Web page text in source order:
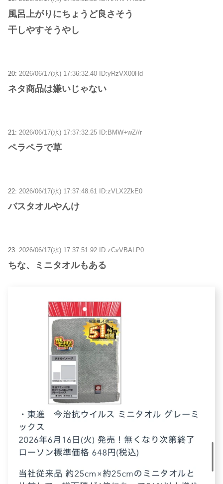
風呂上がりにちょうど良さそう
干しやすそうやし
20: 2026/06/17(水) 17:36:32.40 ID:yRzVX00Hd
ネタ商品は嫌いじゃない
21: 2026/06/17(水) 17:37:32.25 ID:BMW+wZ//r
ペラペラで草
22: 2026/06/17(水) 17:37:48.61 ID:zVLX2ZkE0
バスタオルやんけ
23: 2026/06/17(水) 17:37:51.92 ID:zCvVBALP0
ちな、ミニタオルもある